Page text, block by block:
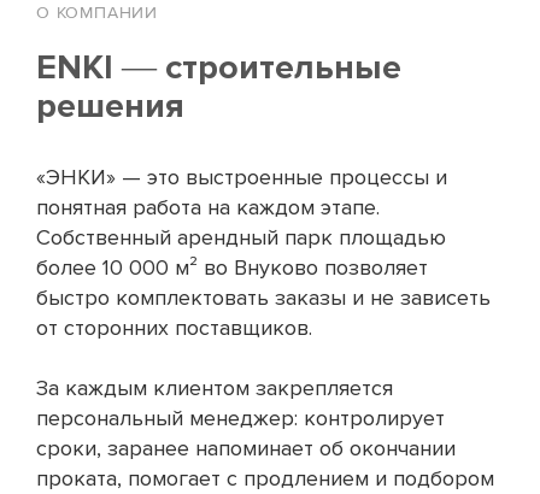
О КОМПАНИИ
ENKI — строительные
решения
«ЭНКИ» — это выстроенные процессы и
понятная работа на каждом этапе.
Собственный арендный парк площадью
более 10 000 м² во Внуково позволяет
быстро комплектовать заказы и не зависеть
от сторонних поставщиков.
За каждым клиентом закрепляется
персональный менеджер: контролирует
сроки, заранее напоминает об окончании
проката, помогает с продлением и подбором